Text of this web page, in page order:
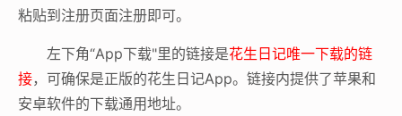
粘贴到注册页面注册即可。
左下角“App下载"里的链接是花生日记唯一下载的链
接，可确保是正版的花生日记App。链接内提供了苹果和
安卓软件的下载通用地址。